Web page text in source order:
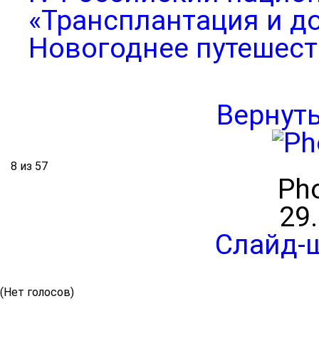
«Трансплантация и
Новогоднее
8 из 57
Слайд-
(Нет голосов)